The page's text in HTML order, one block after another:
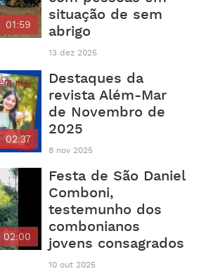
01:59
situação de sem
abrigo
13 dez 2025
02:37
Destaques da
revista Além-Mar
de Novembro de
2025
8 nov 2025
02:00
Festa de São Daniel
Comboni,
testemunho dos
combonianos
jovens consagrados
10 out 2025